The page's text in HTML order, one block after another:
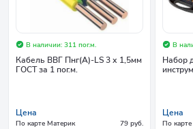
В наличии: 311 пог.м.
Кабель ВВГ Пнг(А)-LS 3 х 1,5мм
ГОСТ за 1 пог.м.
Цена
По карте Материк
79 руб.
В
Набор
Цена
По